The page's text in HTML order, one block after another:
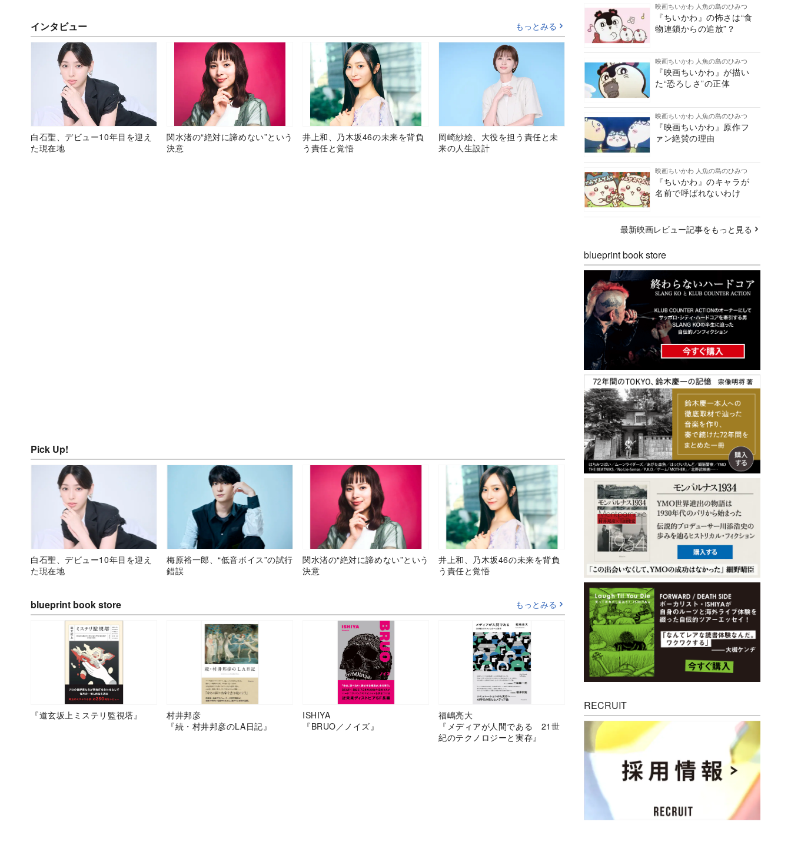
インタビュー もっとみる
白石聖、デビュー10年目を迎え
た現在地
関水渚の“絶対に諦めない”という
決意
井上和、乃木坂46の未来を背負
う責任と覚悟
岡崎紗絵、大役を担う責任と未
来の人生設計
Pick Up!
白石聖、デビュー10年目を迎え
た現在地
梅原裕一郎、“低音ボイス”の試行
錯誤
関水渚の“絶対に諦めない”という
決意
井上和、乃木坂46の未来を背負
う責任と覚悟
blueprint book store もっとみる
『道玄坂上ミステリ監視塔』
村井邦彦
『続・村井邦彦のLA日記』
ISHIYA
『BRUO／ノイズ』
福嶋亮大
『メディアが人間である 21世
紀のテクノロジーと実存』
映画ちいかわ 人魚の島のひみつ
『ちいかわ』の怖さは“食
物連鎖からの追放”？
映画ちいかわ 人魚の島のひみつ
『映画ちいかわ』が描い
た“恐ろしさ”の正体
映画ちいかわ 人魚の島のひみつ
『映画ちいかわ』原作フ
ァン絶賛の理由
映画ちいかわ 人魚の島のひみつ
『ちいかわ』のキャラが
名前で呼ばれないわけ
最新映画レビュー記事をもっと見る
blueprint book store
RECRUIT